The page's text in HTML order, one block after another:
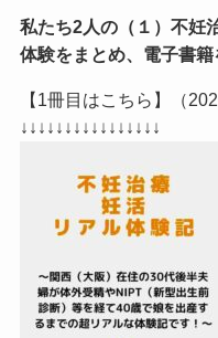
私たち2人の（１）不妊
体験をまとめ、電子書
【1冊目はこちら】（
↓↓↓↓↓↓↓↓↓↓↓↓↓↓↓↓